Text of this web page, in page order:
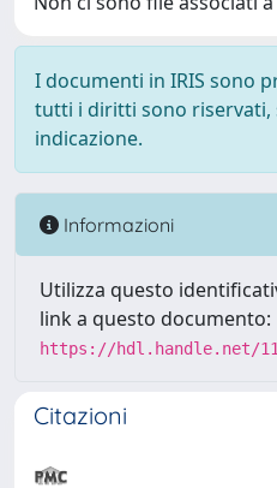
I documenti in IRIS sono
tutti i diritti sono riservati,
indicazione.
Informazioni
Utilizza questo
link a questo documento:
https://hdl.handle.net/
Citazioni